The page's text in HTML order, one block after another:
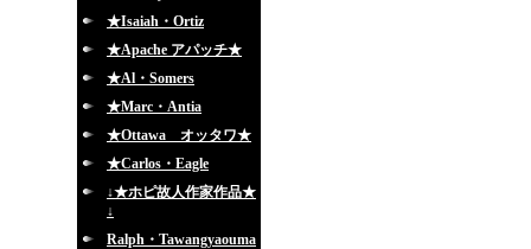
★Isaiah・Ortiz
★Apache アパッチ★
★Al・Somers
★Marc・Antia
★Ottawa オッタワ★
★Carlos・Eagle
↓★ホピ故人作家作品★
↓
Ralph・Tawangyaouma